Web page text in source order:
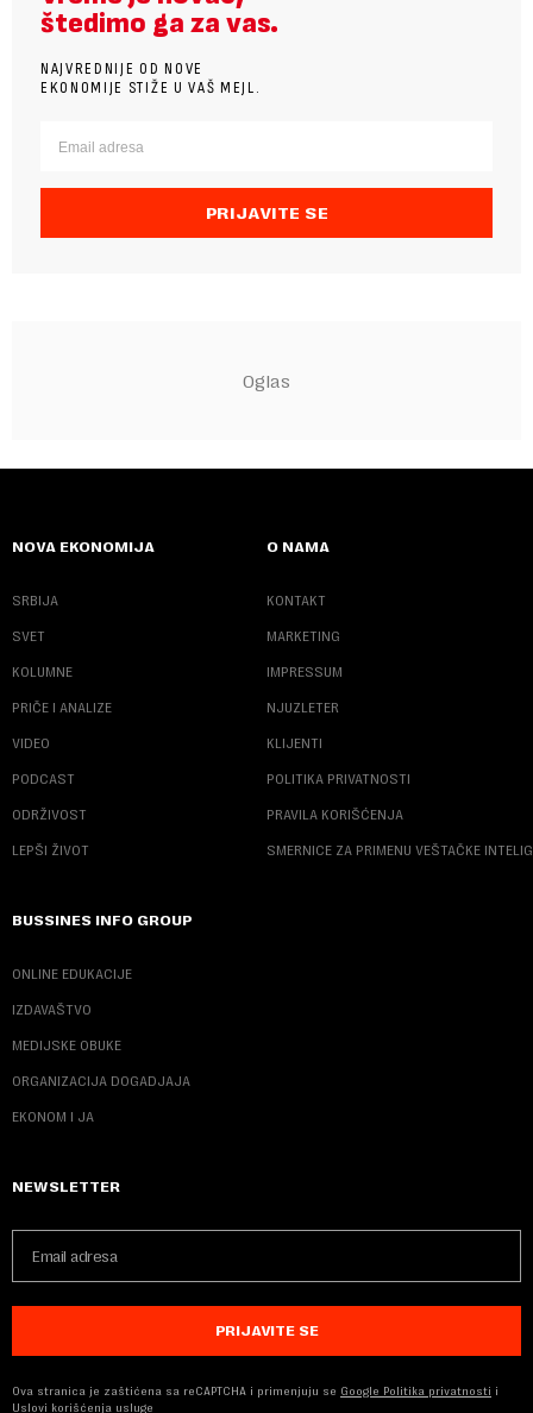
štedimo ga za vas.
NAJVREDNIJE OD NOVE
EKONOMIJE STIŽE U VAŠ MEJL.
PRIJAVITE SE
NOVA EKONOMIJA
SRBIJA
SVET
KOLUMNE
PRIČE I ANALIZE
VIDEO
PODCAST
ODRŽIVOST
LEPŠI ŽIVOT
O NAMA
KONTAKT
MARKETING
IMPRESSUM
NJUZLETER
KLIJENTI
POLITIKA PRIVATNOSTI
PRAVILA KORIŠĆENJA
SMERNICE ZA PRIMENU VEŠTAČKE
BUSSINES INFO GROUP
ONLINE EDUKACIJE
IZDAVAŠTVO
MEDIJSKE OBUKE
ORGANIZACIJA DOGADJAJA
EKONOM I JA
NEWSLETTER
PRIJAVITE SE
Ova stranica je zaštićena sa reCAPTCHA i primenjuju se Google Politika privatnosti i
Uslovi korišćenja usluge